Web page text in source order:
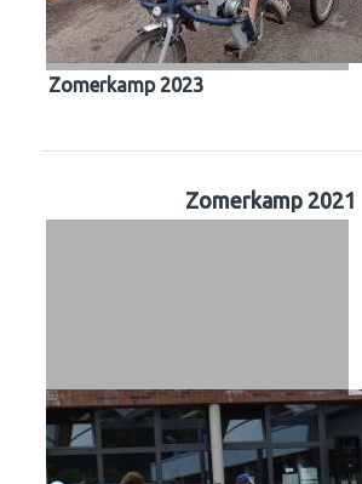
Zomerkamp 2023
Zomerkamp 2021